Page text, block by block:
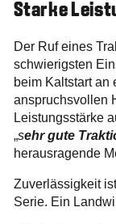
Starke
Der Ruf eines
schwierigsten
beim Kaltstart an
anspruchsvollen
Leistungsstärke
„sehr gute
herausragende
Zuverlässigkeit
Serie. Ein